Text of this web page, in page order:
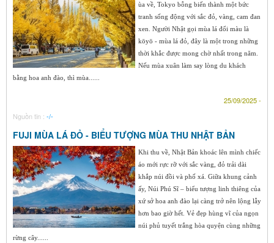
ùa về, Tokyo bỗng biến thành một bức
tranh sống động với sắc đỏ, vàng, cam đan
xen. Người Nhật gọi mùa lá đổi màu là
kōyō - mùa lá đỏ, đây là một trong những
thời khắc được mong chờ nhất trong năm.
Nếu mùa xuân làm say lòng du khách
bằng hoa anh đào, thì mùa......
25/09/2025 -
Nguồn tin : -/-
FUJI MÙA LÁ ĐỎ - BIỂU TƯỢNG MÙA THU NHẬT BẢN
Khi thu về, Nhật Bản khoác lên mình chiếc
áo mới rực rỡ với sắc vàng, đỏ trải dài
khắp núi đồi và phố xá. Giữa khung cảnh
ấy, Núi Phú Sĩ – biểu tượng linh thiêng của
xứ sở hoa anh đào lại càng trở nên lộng lẫy
hơn bao giờ hết. Vẻ đẹp hùng vĩ của ngọn
núi phủ tuyết trắng hòa quyện cùng những
rừng cây......